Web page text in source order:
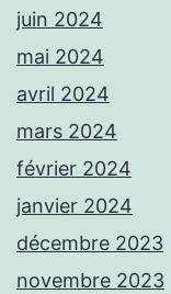
juin 2024
mai 2024
avril 2024
mars 2024
février 2024
janvier 2024
décembre 2023
novembre 2023